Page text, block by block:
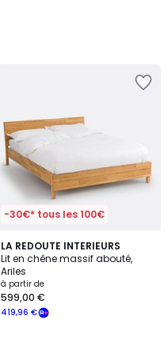
-30€* tous les 100€
LA REDOUTE INTERIEURS
Lit en chêne massif abouté,
Ariles
à partir de
419,96 €
599,00 €
4,3
/ 5